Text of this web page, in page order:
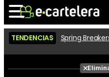
Noticias
TENDENCIAS Spring